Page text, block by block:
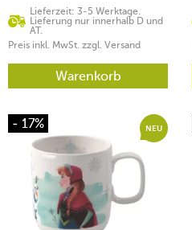
Lieferzeit: 3-5 Werktage.
Lieferung nur innerhalb D und
AT.
Preis inkl. MwSt. zzgl. Versand
Warenkorb
- 17% NEU